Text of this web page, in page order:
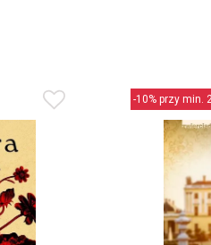
-10% przy min.